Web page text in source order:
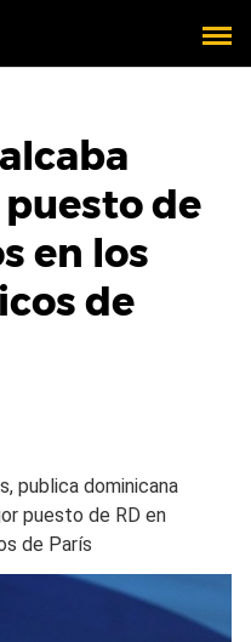
de
en los
de
publica dominicana
puesto de RD en
de París